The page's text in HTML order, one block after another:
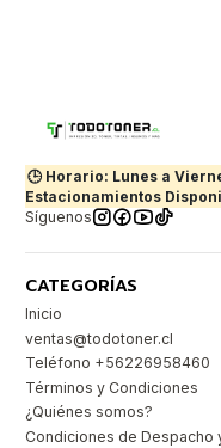
🕒 Horario: Lunes a
Estacionamientos
Síguenos
CATEGORÍAS
Inicio
ventas@todotoner.cl
Teléfono +56226958460
Términos y Condiciones
¿Quiénes somos?
Condiciones de Despacho